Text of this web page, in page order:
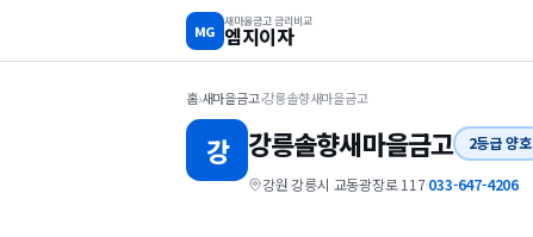
MG
새마을금고 금리비교
엠지이자
홈›새마을금고›강릉솔향새마을금고
강 강릉솔향새마을금고 2등급 양호
강원 강릉시 교동광장로 117·033-647-4206